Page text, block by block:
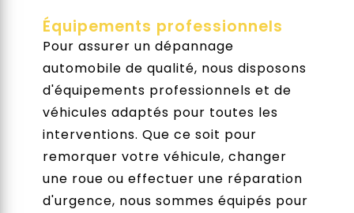
Équipements professionnels
Pour assurer un dépannage
automobile de qualité, nous disposons
d'équipements professionnels et de
véhicules adaptés pour toutes les
interventions. Que ce soit pour
remorquer votre véhicule, changer
une roue ou effectuer une réparation
d'urgence, nous sommes équipés pour